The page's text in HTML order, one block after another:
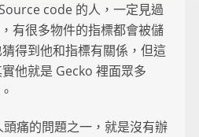
code 的人，一定見過
有很多物件的指標都會被儲
得到他和指標有關係，但這
他就是 Gecko 裡面眾多
頭痛的問題之一，就是沒有辦